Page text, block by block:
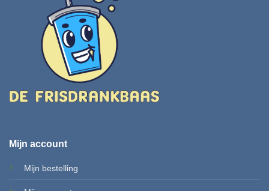
Mijn account
Mijn bestelling